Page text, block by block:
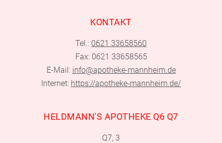
KONTAKT
Tel.: 0621 33658560
Fax: 0621 33658565
E-Mail: info@apotheke-mannheim.de
Internet: https://apotheke-mannheim.de/
HELDMANN'S APOTHEKE Q6 Q7
Q7, 3